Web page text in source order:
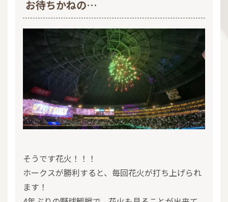
お待ちかねの…
そうです花火！！！
ホークスが勝利すると、毎回花火が打ち上げられ
ます！